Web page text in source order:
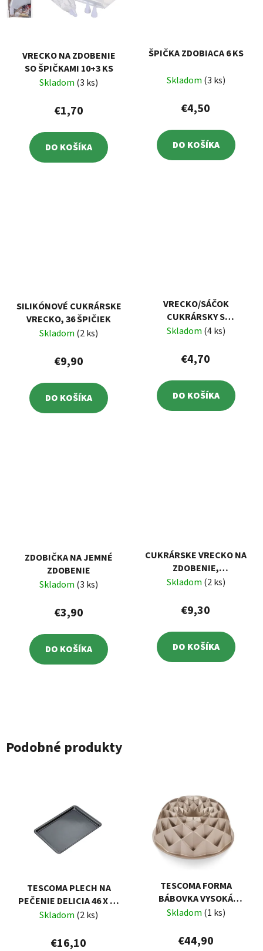
VRECKO NA ZDOBENIE
SO ŠPIČKAMI 10+3 KS
Skladom (3 ks)
€1,70
DO KOŠÍKA
ŠPIČKA ZDOBIACA 6 KS
Skladom (3 ks)
€4,50
DO KOŠÍKA
SILIKÓNOVÉ CUKRÁRSKE
VRECKO, 36 ŠPIČIEK
Skladom (2 ks)
€9,90
DO KOŠÍKA
VRECKO/SÁČOK
CUKRÁRSKY S
PROTIŠMYKOVÝM
Skladom (4 ks)
€4,70
DO KOŠÍKA
ZDOBIČKA NA JEMNÉ
ZDOBENIE
Skladom (3 ks)
€3,90
DO KOŠÍKA
CUKRÁRSKE VRECKO NA
ZDOBENIE,
POGUMOVANÉ, 7
Skladom (2 ks)
€9,30
DO KOŠÍKA
Podobné produkty
TESCOMA PLECH NA
PEČENIE DELICIA 46 X 30
CM
Skladom (2 ks)
€16,10
TESCOMA FORMA
BÁBOVKA VYSOKÁ
DELÍCIA Ø 24 CM,
Skladom (1 ks)
€44,90